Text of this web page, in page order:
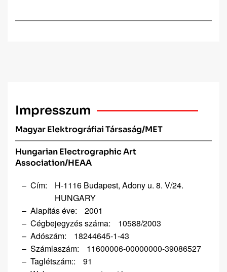
Impresszum
Magyar Elektrográfiai Társaság/MET
Hungarian Electrographic Art
Association/HEAA
Cím:
H-1116 Budapest, Adony u. 8. V/24.
HUNGARY
Alapítás éve:
2001
Cégbejegyzés száma:
10588/2003
Adószám:
18244645-1-43
Számlaszám:
11600006-00000000-39086527
Taglétszám::
91